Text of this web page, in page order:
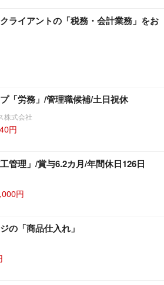
ライアントの「税務・会計業務」をお
「労務」/管理職候補/土日祝休
株式会社
円
管理」/賞与6.2カ月/年間休日126日
円
の「商品仕入れ」